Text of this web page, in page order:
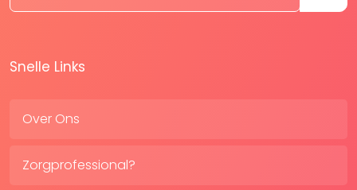
Snelle Links
Over Ons
Zorgprofessional?